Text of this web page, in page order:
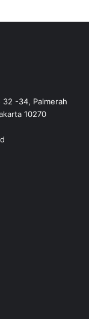
32 -34, Palmerah
10270